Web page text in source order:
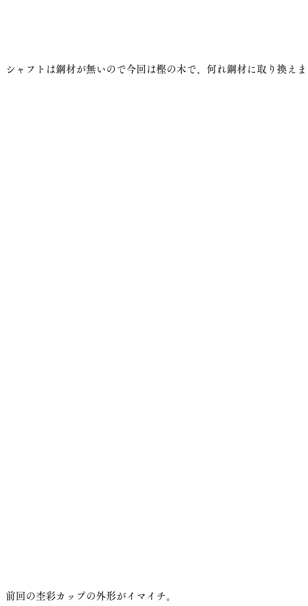
シャフトは鋼材が無いので今回は樫の木で、何れ鋼材に取り換え
前回の杢彩カップの外形がイマイチ。